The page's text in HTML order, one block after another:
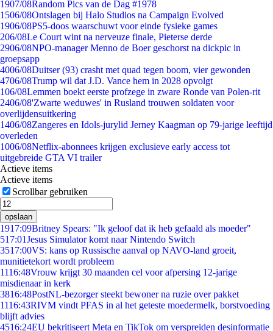
1907/08Random Pics van de Dag #1978
1506/08Ontslagen bij Halo Studios na Campaign Evolved
1906/08PS5-doos waarschuwt voor einde fysieke games
206/08Le Court wint na nerveuze finale, Pieterse derde
2906/08NPO-manager Menno de Boer geschorst na dickpic in
groepsapp
4006/08Duitser (93) crasht met quad tegen boom, vier gewonden
4706/08Trump wil dat J.D. Vance hem in 2028 opvolgt
106/08Lemmen boekt eerste profzege in zware Ronde van Polen-rit
2406/08'Zwarte weduwes' in Rusland trouwen soldaten voor
overlijdensuitkering
1406/08Zangeres en Idols-jurylid Jerney Kaagman op 79-jarige leeftijd
overleden
1006/08Netflix-abonnees krijgen exclusieve early access tot
uitgebreide GTA VI trailer
Actieve items
Actieve items
Scrollbar gebruiken
opslaan
1917:09Britney Spears: "Ik geloof dat ik heb gefaald als moeder"
517:01Jesus Simulator komt naar Nintendo Switch
3517:00VS: kans op Russische aanval op NAVO-land groeit,
munitietekort wordt probleem
1116:48Vrouw krijgt 30 maanden cel voor afpersing 12-jarige
misdienaar in kerk
3816:48PostNL-bezorger steekt bewoner na ruzie over pakket
1116:43RIVM vindt PFAS in al het geteste moedermelk, borstvoeding
blijft advies
4516:24EU bekritiseert Meta en TikTok om verspreiden desinformatie